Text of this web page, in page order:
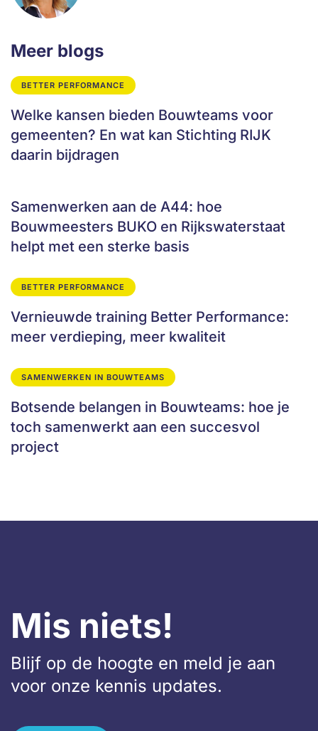
Meer blogs
BETTER PERFORMANCE
Welke kansen bieden Bouwteams voor
gemeenten? En wat kan Stichting RIJK
daarin bijdragen
Samenwerken aan de A44: hoe
Bouwmeesters BUKO en Rijkswaterstaat
helpt met een sterke basis
BETTER PERFORMANCE
Vernieuwde training Better Performance:
meer verdieping, meer kwaliteit
SAMENWERKEN IN BOUWTEAMS
Botsende belangen in Bouwteams: hoe je
toch samenwerkt aan een succesvol
project
Mis niets!
Blijf op de hoogte en meld je aan
voor onze kennis updates.